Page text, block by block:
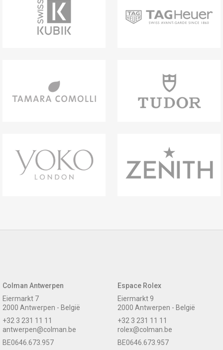
Colman Antwerpen
Eiermarkt 7
2000 Antwerpen - België
+32 3 231 11 11
antwerpen@colman.be
BE0646.673.957
Espace Rolex
Eiermarkt 9
2000 Antwerpen - België
+32 3 231 11 11
rolex@colman.be
BE0646.673.957